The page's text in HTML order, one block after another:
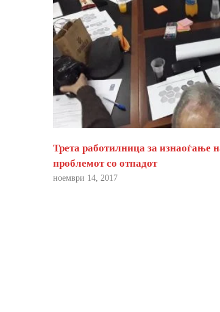
Трета работилница за изнаоѓање
проблемот со отпадот
ноември 14, 2017